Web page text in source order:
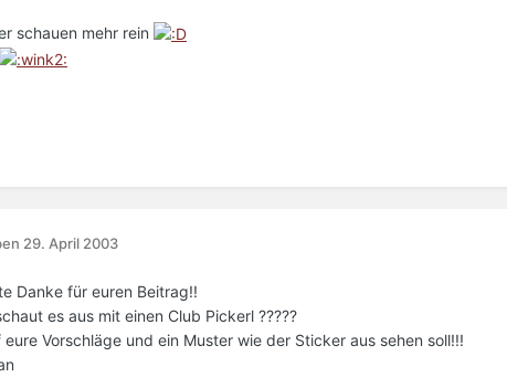
schauen mehr rein
29. April 2003
Danke für euren Beitrag!!
es aus mit einen Club Pickerl ?????
eure Vorschläge und ein Muster wie der Sticker aus sehen soll!!!